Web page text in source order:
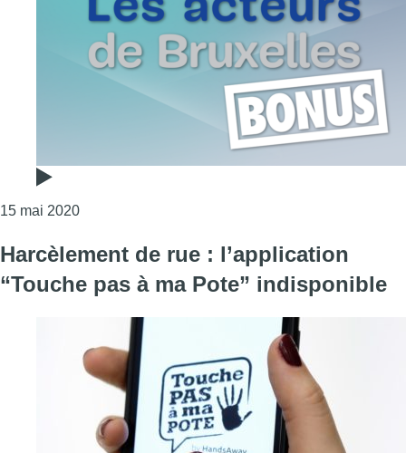
15 mai 2020Consulter l'article "Le bonus des Acteurs de
Harcèlement de rue : l’application
“Touche pas à ma Pote” indisponible